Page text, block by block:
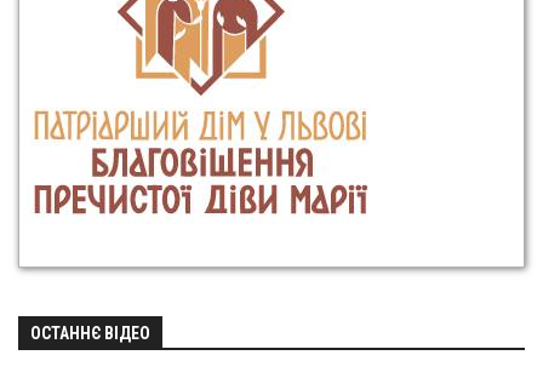
ОСТАННЄ ВІДЕО